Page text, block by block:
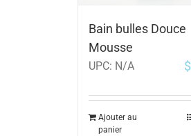
Bain bulles Douce
Mousse
UPC: N/A $
Ajouter au
panier